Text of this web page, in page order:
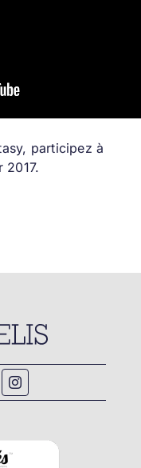
participez à
2017.